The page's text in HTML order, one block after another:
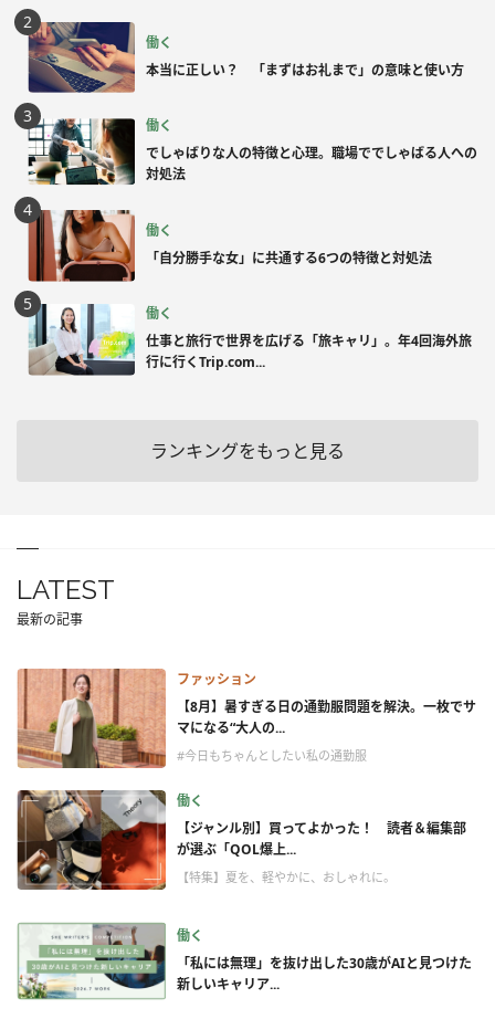
働く
本当に正しい？ 「まずはお礼まで」の意味と使い方
働く
でしゃばりな人の特徴と心理。職場ででしゃばる人への
対処法
働く
「自分勝手な女」に共通する6つの特徴と対処法
働く
仕事と旅行で世界を広げる「旅キャリ」。年4回海外旅
行に行くTrip.com...
ランキングをもっと見る
LATEST
最新の記事
ファッション
【8月】暑すぎる日の通勤服問題を解決。一枚でサ
マになる“大人の...
#今日もちゃんとしたい私の通勤服
働く
【ジャンル別】買ってよかった！ 読者＆編集部
が選ぶ「QOL爆上...
【特集】夏を、軽やかに、おしゃれに。
働く
「私には無理」を抜け出した30歳がAIと見つけた
新しいキャリア...